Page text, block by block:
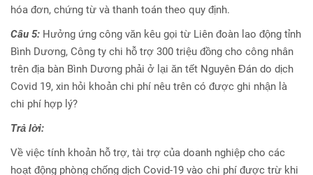
hóa đơn, chứng từ và thanh toán theo quy định.
Câu 5: Hưởng ứng công văn kêu gọi từ Liên đoàn lao động tỉnh
Bình Dương, Công ty chi hỗ trợ 300 triệu đồng cho công nhân
trên địa bàn Bình Dương phải ở lại ăn tết Nguyên Đán do dịch
Covid 19, xin hỏi khoản chi phí nêu trên có được ghi nhận là
chi phí hợp lý?
Trả lời:
Về việc tính khoản hỗ trợ, tài trợ của doanh nghiệp cho các
hoạt động phòng chống dịch Covid-19 vào chi phí được trừ khi